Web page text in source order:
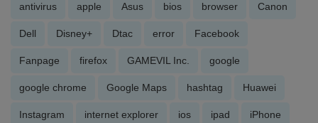
antivirus apple Asus bios browser Canon
Dell Disney+ Dtac error Facebook
Fanpage firefox GAMEVIL Inc. google
google chrome Google Maps hashtag Huawei
Instagram internet explorer ios ipad iPhone